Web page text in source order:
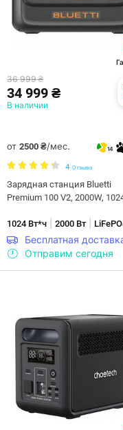
36 999 ₴
34 999 ₴
В наличии
от 2500 ₴/мес. 14
4 Отзыва
Зарядная станция Bluetti
Premium 100 V2, 2000W,
1024 Вт*ч 2000 Вт|
Бесплатная
Отправим сегодня